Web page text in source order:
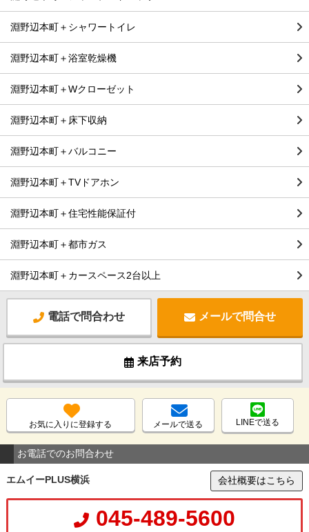
淵野辺本町＋シャワートイレ
淵野辺本町＋浴室乾燥機
淵野辺本町＋Wクローゼット
淵野辺本町＋床下収納
淵野辺本町＋バルコニー
淵野辺本町＋TVドアホン
淵野辺本町＋住宅性能保証付
淵野辺本町＋都市ガス
淵野辺本町＋カースペース2台以上
電話で問合わせ メールで問合せ
来店予約
お気に入りに登録する メールで送る LINEで送る
お電話でのお問合わせ
エムイーPLUS横浜 会社概要はこちら
045-489-5600